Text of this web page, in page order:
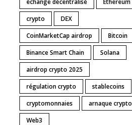
échange décentralisé
Ethereum
crypto
DEX
CoinMarketCap airdrop
Bitcoin
Binance Smart Chain
Solana
airdrop crypto 2025
régulation crypto
stablecoins
cryptomonnaies
arnaque crypto
Web3